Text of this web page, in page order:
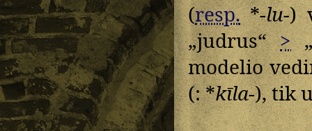
(resp.*-lu-)
„judrus“>
modelio
(: *kīla-), tik